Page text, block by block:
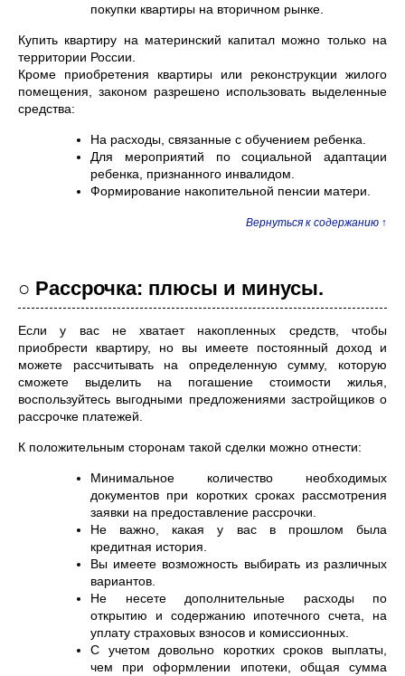
покупки квартиры на вторичном рынке.
Купить квартиру на материнский капитал можно только на
территории России.
Кроме приобретения квартиры или реконструкции жилого
помещения, законом разрешено использовать выделенные
средства:
На расходы, связанные с обучением ребенка.
Для мероприятий по социальной адаптации
ребенка, признанного инвалидом.
Формирование накопительной пенсии матери.
Вернуться к содержанию ↑
○ Рассрочка: плюсы и минусы.
Если у вас не хватает накопленных средств, чтобы
приобрести квартиру, но вы имеете постоянный доход и
можете рассчитывать на определенную сумму, которую
сможете выделить на погашение стоимости жилья,
воспользуйтесь выгодными предложениями застройщиков о
рассрочке платежей.
К положительным сторонам такой сделки можно отнести:
Минимальное количество необходимых
документов при коротких сроках рассмотрения
заявки на предоставление рассрочки.
Не важно, какая у вас в прошлом была
кредитная история.
Вы имеете возможность выбирать из различных
вариантов.
Не несете дополнительные расходы по
открытию и содержанию ипотечного счета, на
уплату страховых взносов и комиссионных.
С учетом довольно коротких сроков выплаты,
чем при оформлении ипотеки, общая сумма